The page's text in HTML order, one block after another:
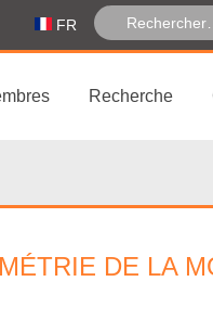
FR
Recherche
DE LA